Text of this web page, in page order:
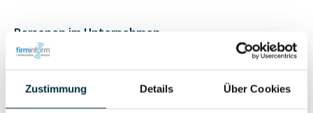
Zustimmung Details Über Cookies
Personen im Unternehmen
Geschäftsführer (2)
Für registrierte
Nutzer